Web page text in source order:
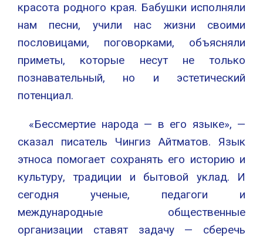
красота родного края. Бабушки исполняли
нам песни, учили нас жизни своими
пословицами, поговорками, объясняли
приметы, которые несут не только
познавательный, но и эстетический
потенциал.
«Бессмертие народа — в его языке», —
сказал писатель Чингиз Айтматов. Язык
этноса помогает сохранять его историю и
культуру, традиции и бытовой уклад. И
сегодня ученые, педагоги и
международные общественные
организации ставят задачу — сберечь